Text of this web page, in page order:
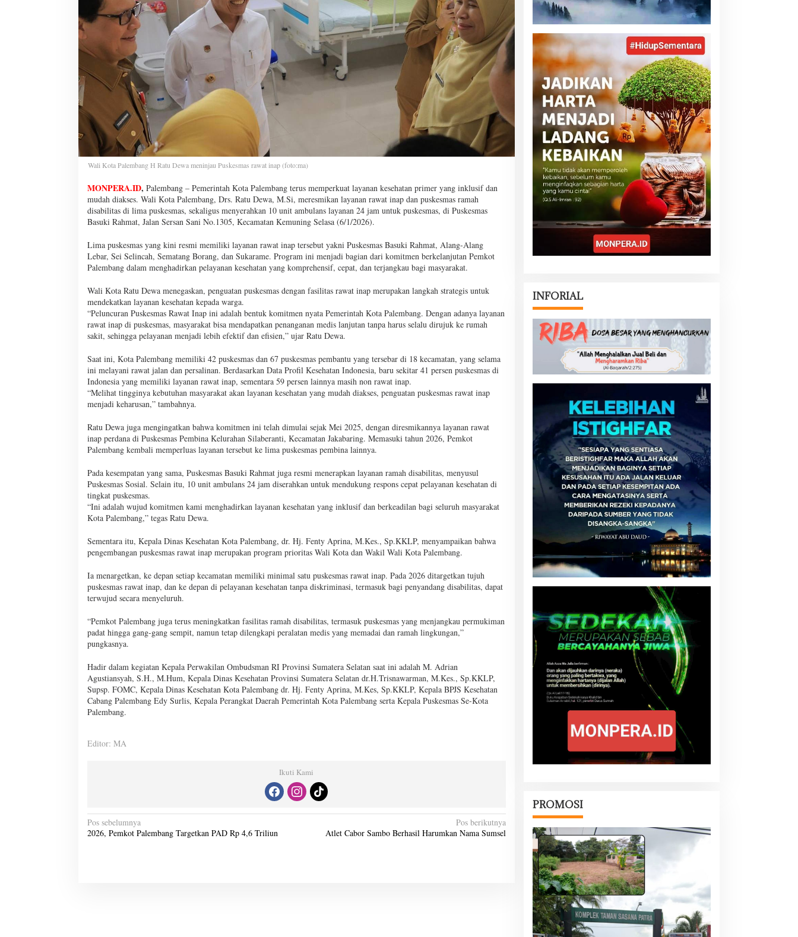
Wali Kota Palembang H Ratu Dewa meninjau Puskesmas rawat inap (foto:ma)
MONPERA.ID, Palembang – Pemerintah Kota Palembang terus memperkuat layanan kesehatan primer yang inklusif dan
mudah diakses. Wali Kota Palembang, Drs. Ratu Dewa, M.Si, meresmikan layanan rawat inap dan puskesmas ramah
disabilitas di lima puskesmas, sekaligus menyerahkan 10 unit ambulans layanan 24 jam untuk puskesmas, di Puskesmas
Basuki Rahmat, Jalan Sersan Sani No.1305, Kecamatan Kemuning Selasa (6/1/2026).
Lima puskesmas yang kini resmi memiliki layanan rawat inap tersebut yakni Puskesmas Basuki Rahmat, Alang-Alang
Lebar, Sei Selincah, Sematang Borang, dan Sukarame. Program ini menjadi bagian dari komitmen berkelanjutan Pemkot
Palembang dalam menghadirkan pelayanan kesehatan yang komprehensif, cepat, dan terjangkau bagi masyarakat.
Wali Kota Ratu Dewa menegaskan, penguatan puskesmas dengan fasilitas rawat inap merupakan langkah strategis untuk
mendekatkan layanan kesehatan kepada warga.
“Peluncuran Puskesmas Rawat Inap ini adalah bentuk komitmen nyata Pemerintah Kota Palembang. Dengan adanya layanan
rawat inap di puskesmas, masyarakat bisa mendapatkan penanganan medis lanjutan tanpa harus selalu dirujuk ke rumah
sakit, sehingga pelayanan menjadi lebih efektif dan efisien,” ujar Ratu Dewa.
Saat ini, Kota Palembang memiliki 42 puskesmas dan 67 puskesmas pembantu yang tersebar di 18 kecamatan, yang selama
ini melayani rawat jalan dan persalinan. Berdasarkan Data Profil Kesehatan Indonesia, baru sekitar 41 persen puskesmas di
Indonesia yang memiliki layanan rawat inap, sementara 59 persen lainnya masih non rawat inap.
“Melihat tingginya kebutuhan masyarakat akan layanan kesehatan yang mudah diakses, penguatan puskesmas rawat inap
menjadi keharusan,” tambahnya.
Ratu Dewa juga mengingatkan bahwa komitmen ini telah dimulai sejak Mei 2025, dengan diresmikannya layanan rawat
inap perdana di Puskesmas Pembina Kelurahan Silaberanti, Kecamatan Jakabaring. Memasuki tahun 2026, Pemkot
Palembang kembali memperluas layanan tersebut ke lima puskesmas pembina lainnya.
Pada kesempatan yang sama, Puskesmas Basuki Rahmat juga resmi menerapkan layanan ramah disabilitas, menyusul
Puskesmas Sosial. Selain itu, 10 unit ambulans 24 jam diserahkan untuk mendukung respons cepat pelayanan kesehatan di
tingkat puskesmas.
“Ini adalah wujud komitmen kami menghadirkan layanan kesehatan yang inklusif dan berkeadilan bagi seluruh masyarakat
Kota Palembang,” tegas Ratu Dewa.
Sementara itu, Kepala Dinas Kesehatan Kota Palembang, dr. Hj. Fenty Aprina, M.Kes., Sp.KKLP, menyampaikan bahwa
pengembangan puskesmas rawat inap merupakan program prioritas Wali Kota dan Wakil Wali Kota Palembang.
Ia menargetkan, ke depan setiap kecamatan memiliki minimal satu puskesmas rawat inap. Pada 2026 ditargetkan tujuh
puskesmas rawat inap, dan ke depan di pelayanan kesehatan tanpa diskriminasi, termasuk bagi penyandang disabilitas, dapat
terwujud secara menyeluruh.
“Pemkot Palembang juga terus meningkatkan fasilitas ramah disabilitas, termasuk puskesmas yang menjangkau permukiman
padat hingga gang-gang sempit, namun tetap dilengkapi peralatan medis yang memadai dan ramah lingkungan,”
pungkasnya.
Hadir dalam kegiatan Kepala Perwakilan Ombudsman RI Provinsi Sumatera Selatan saat ini adalah M. Adrian
Agustiansyah, S.H., M.Hum, Kepala Dinas Kesehatan Provinsi Sumatera Selatan dr.H.Trisnawarman, M.Kes., Sp.KKLP,
Supsp. FOMC, Kepala Dinas Kesehatan Kota Palembang dr. Hj. Fenty Aprina, M.Kes, Sp.KKLP, Kepala BPJS Kesehatan
Cabang Palembang Edy Surlis, Kepala Perangkat Daerah Pemerintah Kota Palembang serta Kepala Puskesmas Se-Kota
Palembang.
Editor: MA
Ikuti Kami
N
a
Pos sebelumnya
2026, Pemkot Palembang Targetkan PAD Rp 4,6 Triliun
Pos berikutnya
Atlet Cabor Sambo Berhasil Harumkan Nama Sumsel
INFORIAL
PROMOSI